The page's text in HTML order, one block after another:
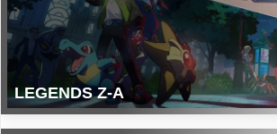
LEGENDS Z-A